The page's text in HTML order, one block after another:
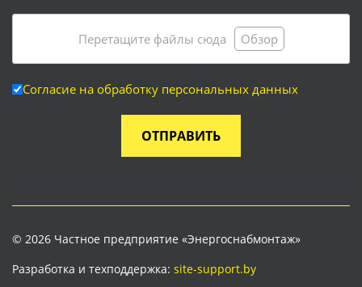
Перетащите файлы сюда Обзор
Согласие на обработку персональных данных
ОТПРАВИТЬ
© 2026 Частное предприятие «Энергоснабмонтаж»
Разработка и техподдержка: site-support.by